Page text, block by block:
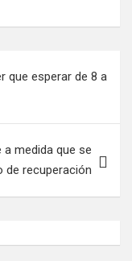
que esperar de 8 a
a medida que se
de recuperación